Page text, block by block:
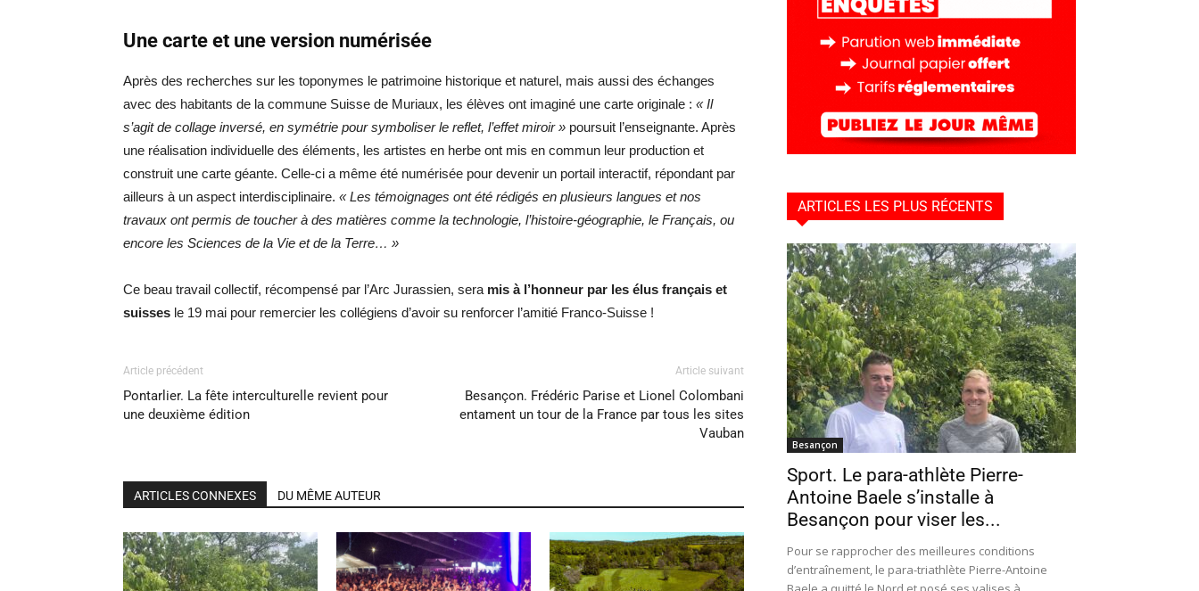
Une carte et une version numérisée
Après des recherches sur les toponymes le patrimoine historique et naturel, mais aussi des échanges
avec des habitants de la commune Suisse de Muriaux, les élèves ont imaginé une carte originale : « Il
s’agit de collage inversé, en symétrie pour symboliser le reflet, l’effet miroir » poursuit l’enseignante. Après
une réalisation individuelle des éléments, les artistes en herbe ont mis en commun leur production et
construit une carte géante. Celle-ci a même été numérisée pour devenir un portail interactif, répondant par
ailleurs à un aspect interdisciplinaire. « Les témoignages ont été rédigés en plusieurs langues et nos
travaux ont permis de toucher à des matières comme la technologie, l’histoire-géographie, le Français, ou
encore les Sciences de la Vie et de la Terre… »
Ce beau travail collectif, récompensé par l’Arc Jurassien, sera mis à l’honneur par les élus français et
suisses le 19 mai pour remercier les collégiens d’avoir su renforcer l’amitié Franco-Suisse !
Article précédent
Pontarlier. La fête interculturelle revient pour
une deuxième édition
Article suivant
Besançon. Frédéric Parise et Lionel Colombani
entament un tour de la France par tous les sites
Vauban
ARTICLES CONNEXES DU MÊME AUTEUR
ARTICLES LES PLUS RÉCENTS
Besançon
Sport. Le para-athlète Pierre-
Antoine Baele s’installe à
Besançon pour viser les...
Pour se rapprocher des meilleures conditions
d’entraînement, le para-triathlète Pierre-Antoine